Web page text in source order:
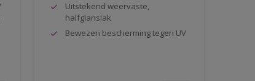
Uitstekend weervaste,
halfglanslak
Bewezen bescherming tegen UV